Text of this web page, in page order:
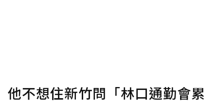
他不想住新竹問「林口通勤會累